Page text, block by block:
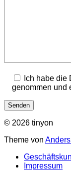
Ich habe die
genommen und
© 2026 tinyon
Theme von
Impressum